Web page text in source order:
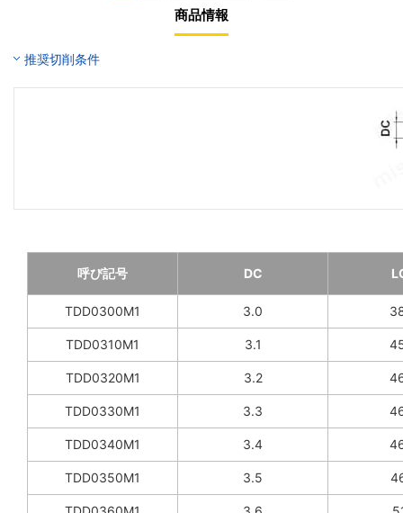
商品情報
推奨切削条件
呼び記号 DC
TDD0300M1 3.0
TDD0310M1 3.1
TDD0320M1 3.2
TDD0330M1 3.3
TDD0340M1 3.4
TDD0350M1 3.5